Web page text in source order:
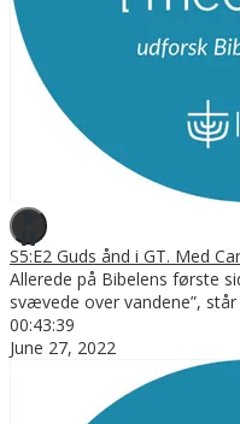
S5:E2 Guds ånd i GT. Med
Allerede på Bibelens første
svævede over vandene”,
00:43:39
June 27, 2022